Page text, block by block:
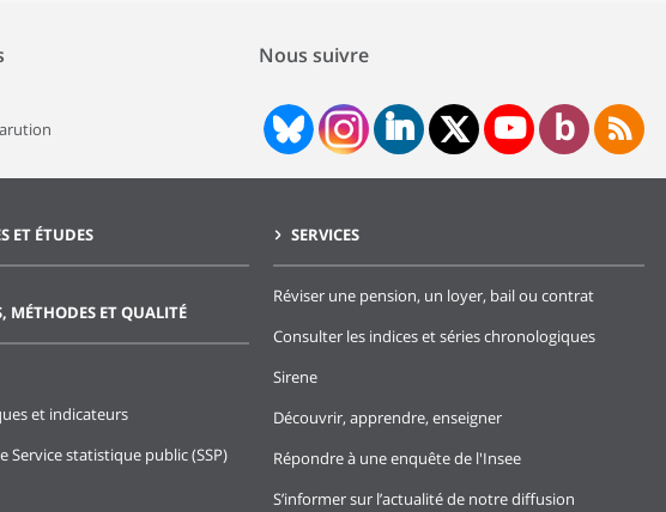
Nous suivre
ET ÉTUDES
MÉTHODES ET QUALITÉ
et indicateurs
Service statistique public (SSP)
SERVICES
Réviser une pension, un loyer, bail ou contrat
Consulter les indices et séries chronologiques
Sirene
Découvrir, apprendre, enseigner
Répondre à une enquête de l'Insee
S’informer sur l’actualité de notre diffusion